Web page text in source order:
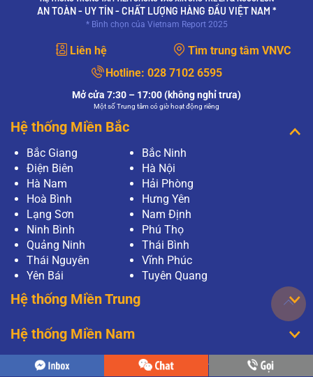
AN TOÀN - UY TÍN - CHẤT LƯỢNG HÀNG ĐẦU VIỆT NAM *
* Bình chọn của Vietnam Report 2025
Liên hệ
Tìm trung tâm VNVC
Hotline: 028 7102 6595
Mở cửa 7:30 – 17:00 (không nghỉ trưa)
Một số Trung tâm có giờ hoạt động riêng
Hệ thống Miền Bắc
Bắc Giang
Bắc Ninh
Điện Biên
Hà Nội
Hà Nam
Hải Phòng
Hoà Bình
Hưng Yên
Lạng Sơn
Nam Định
Ninh Bình
Phú Thọ
Quảng Ninh
Thái Bình
Thái Nguyên
Vĩnh Phúc
Yên Bái
Tuyên Quang
Hệ thống Miền Trung
Hệ thống Miền Nam